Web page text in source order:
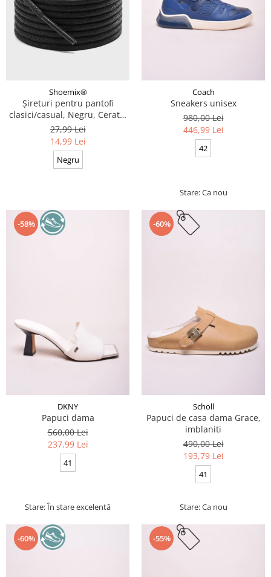
Shoemix®
Șireturi pentru pantofi
clasici/casual, Negru, Cerate,
Calitate premium, 110 cm x
0.3 cm
27,99 Lei
14,99 Lei
Negru
Coach
Sneakers unisex
980,00 Lei
446,99 Lei
42
Stare: Ca nou
-58%
DKNY
Papuci dama
560,00 Lei
237,99 Lei
41
Stare: În stare excelentă
-60%
Scholl
Papuci de casa dama Grace,
imblaniti
490,00 Lei
193,79 Lei
41
Stare: Ca nou
-60% -55%